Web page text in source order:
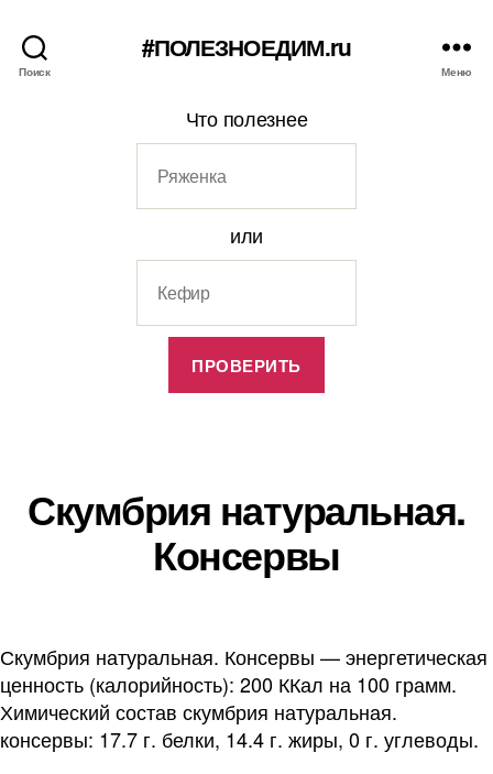
Поиск
#ПОЛЕЗНОЕДИМ.ru
Меню
Что полезнее
или
Скумбрия натуральная.
Консервы
Скумбрия натуральная. Консервы — энергетическая
ценность (калорийность): 200 ККал на 100 грамм.
Химический состав скумбрия натуральная.
консервы: 17.7 г. белки, 14.4 г. жиры, 0 г. углеводы.